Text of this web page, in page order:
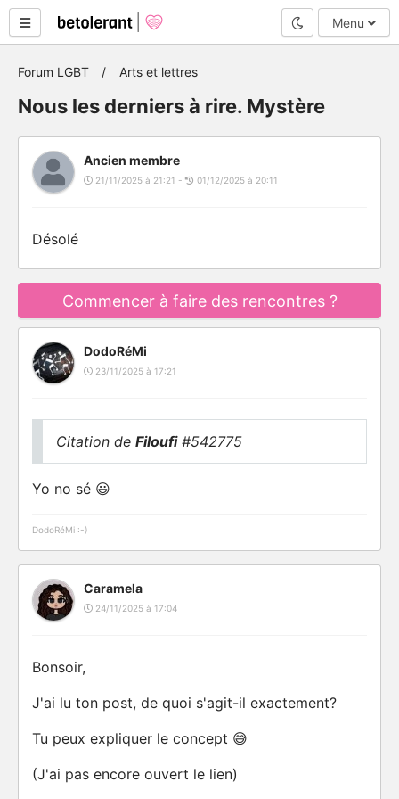
Mode nuit
Menu
Forum LGBT Arts et lettres
Nous les derniers à rire. Mystère
Ancien membre
21/11/2025 à 21:21 - 01/12/2025 à 20:11
Désolé
Commencer à faire des rencontres ?
DodoRéMi
23/11/2025 à 17:21
Citation de Filoufi#542775
Yo no sé 😃
DodoRéMi :-)
Caramela
24/11/2025 à 17:04
Bonsoir,
J'ai lu ton post, de quoi s'agit-il exactement?
Tu peux expliquer le concept 😅
(J'ai pas encore ouvert le lien)